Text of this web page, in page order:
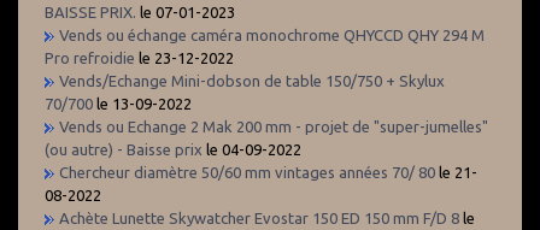
BAISSE PRIX. le 07-01-2023
Vends ou échange caméra monochrome QHYCCD QHY 294 M
Pro refroidie le 23-12-2022
Vends/Echange Mini-dobson de table 150/750 + Skylux
70/700 le 13-09-2022
Vends ou Echange 2 Mak 200 mm - projet de "super-jumelles"
(ou autre) - Baisse prix le 04-09-2022
Chercheur diamètre 50/60 mm vintages années 70/ 80 le 21-
08-2022
Achète Lunette Skywatcher Evostar 150 ED 150 mm F/D 8 le